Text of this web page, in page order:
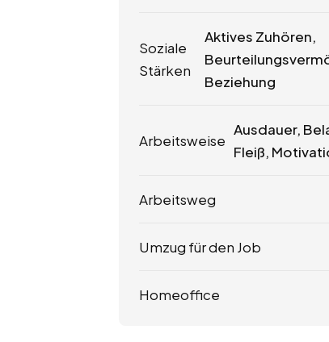
Soziale
Stärken
Aktives Zuhören,
Beziehung
Arbeitsweise
Ausdauer,
Fleiß,
Arbeitsweg
Umzug für den Job
Homeoffice